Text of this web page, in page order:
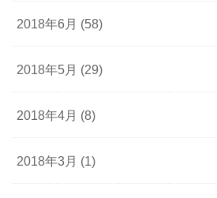
2018年6月 (58)
2018年5月 (29)
2018年4月 (8)
2018年3月 (1)